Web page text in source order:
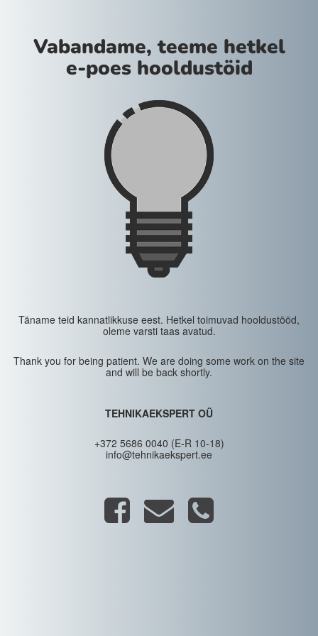
Vabandame, teeme hetkel
e-poes hooldustöid
Täname teid kannatlikkuse eest. Hetkel toimuvad hooldustööd,
oleme varsti taas avatud.
Thank you for being patient. We are doing some work on the site
and will be back shortly.
TEHNIKAEKSPERT OÜ
+372 5686 0040 (E-R 10-18)
info@tehnikaekspert.ee